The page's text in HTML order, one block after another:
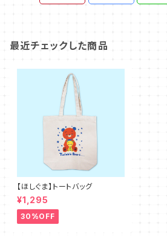
最近チェックした商品
【ほしぐま】トートバッグ
¥1,295
30%OFF